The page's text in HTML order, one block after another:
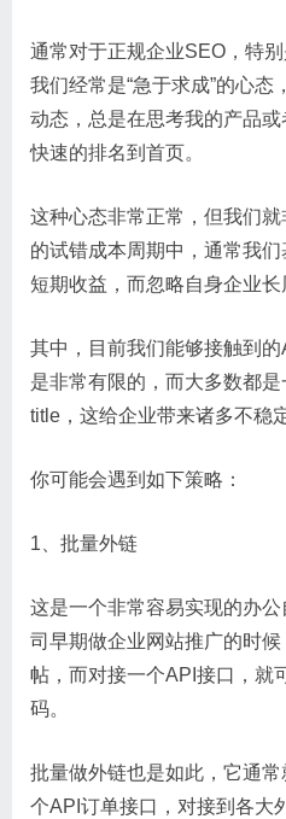
通常对于正规企业SEO，特
我们经常是“急于求成”的心
动态，总是在思考我的产品
快速的排名到首页。
这种心态非常正常，但我们
的试错成本周期中，通常我
短期收益，而忽略自身企业长
其中，目前我们能够接触到
是非常有限的，而大多数都
title，这给企业带来诸多不稳
你可能会遇到如下策略：
1、批量外链
这是一个非常容易实现的办
司早期做企业网站推广的时
帖，而对接一个API接口，就
码。
批量做外链也是如此，它通
个API订单接口，对接到各大